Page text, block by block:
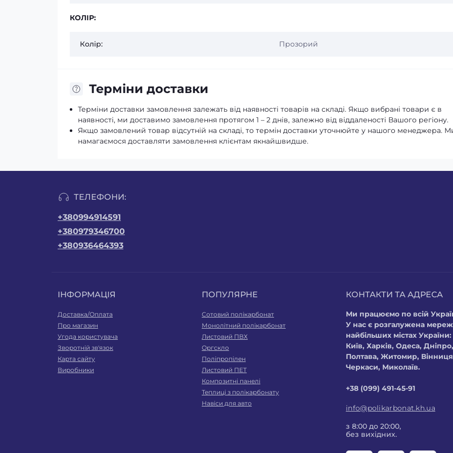
КОЛІР:
Колір: Прозорий
Терміни доставки
Терміни доставки замовлення залежать від наявності товарів на складі. Якщо вибрані товари є в
наявності, ми доставимо замовлення протягом 1 – 2 днів, залежно від віддаленості Вашого регіону.
Якщо замовлений товар відсутній на складі, то термін доставки уточнюйте у нашого менеджера.
намагаємося доставляти замовлення клієнтам якнайшвидше.
ТЕЛЕФОНИ:
+380994914591
+380979346700
+380936464393
ІНФОРМАЦІЯ
Доставка/Оплата
Про магазин
Угода користувача
Зворотній зв'язок
Карта сайту
Виробники
ПОПУЛЯРНЕ
Сотовий полікарбонат
Монолітний полікарбонат
Листовий ПВХ
Оргскло
Поліпропілен
Листовий ПЕТ
Композитні панелі
Теплиці з полікарбонату
Навіси для авто
КОНТАКТИ ТА АДРЕСА
Ми працюємо по всій
У нас є розгалужена
найбільших містах України:
Київ, Харків, Одеса,
Полтава, Житомир,
Черкаси, Миколаїв.
+38 (099) 491-45-91
info@polikarbonat.kh.ua
з 8:00 до 20:00,
без вихідних.